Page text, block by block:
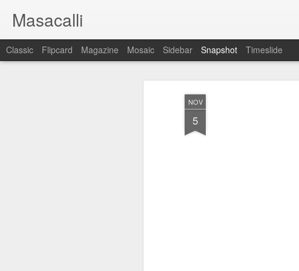
NOV
5
Masacalli
Classic Flipcard Magazine Mosaic Sidebar Snapshot Timeslide